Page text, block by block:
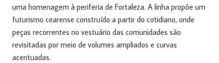
uma homenagem à periferia de Fortaleza. A linha propõe um
futurismo cearense construído a partir do cotidiano, onde
peças recorrentes no vestuário das comunidades são
revisitadas por meio de volumes ampliados e curvas
acentuadas.